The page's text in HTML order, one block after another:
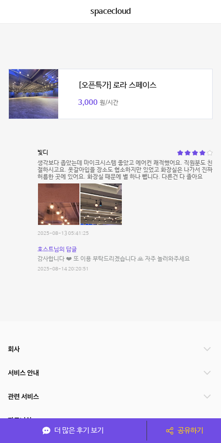
spacecloud
[오픈특가] 로라 스페이스
3,000 원/시간
빛디
생각보다 좁았는데 마이크시스템 좋았고 에어컨 쾌적했어요. 직원분도 친
절하시고요. 옷갈아입을 장소도 협소하지만 있었고 화장실은 나가서 진짜
허름한 곳에 있어요. 화장실 때문에 별 하나 뺍니다. 다른건 다 졸아요
2025-08-13 05:41:25
호스트님의 답글
감사합니다 ❤️ 또 이용 부탁드리겠습니다 🙏 자주 놀러와주세요
2025-08-14 20:20:51
더 많은 후기 보기 공유하기
회사
서비스 안내
관련 서비스
파트너쉽